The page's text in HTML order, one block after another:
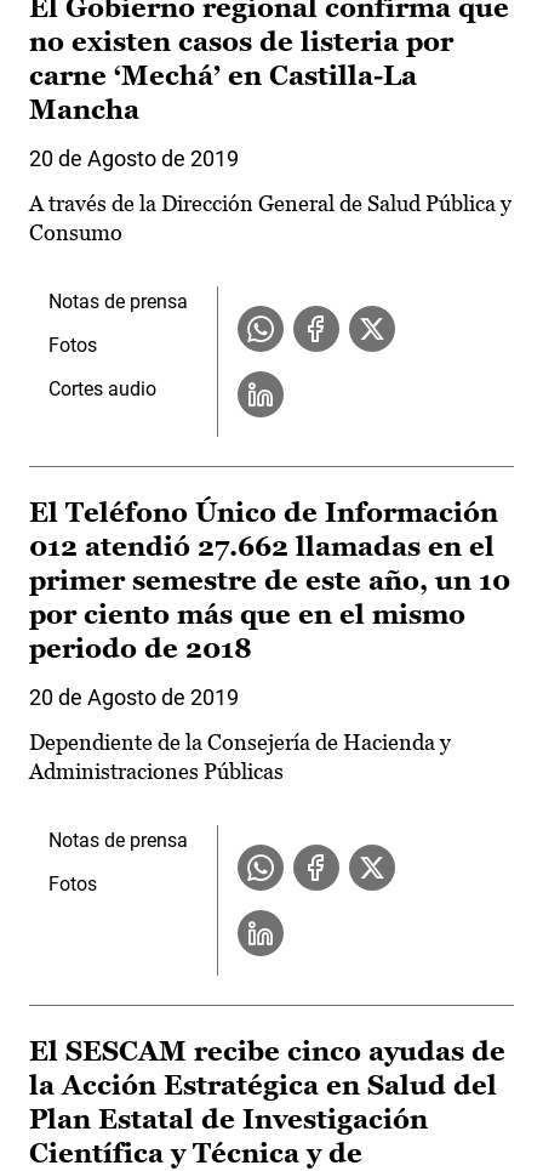
El Gobierno regional confirma que
no existen casos de listeria por
carne ‘Mechá’ en Castilla-La
Mancha
20 de Agosto de 2019
A través de la Dirección General de Salud Pública y
Consumo
Notas de prensa
Fotos
Cortes audio
El Teléfono Único de Información
012 atendió 27.662 llamadas en el
primer semestre de este año, un 10
por ciento más que en el mismo
periodo de 2018
20 de Agosto de 2019
Dependiente de la Consejería de Hacienda y
Administraciones Públicas
Notas de prensa
Fotos
El SESCAM recibe cinco ayudas de
la Acción Estratégica en Salud del
Plan Estatal de Investigación
Científica y Técnica y de